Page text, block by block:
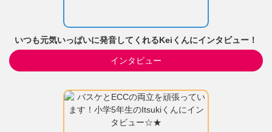
いつも元気いっぱいに発音してくれるKeiくんにインタビュー！
インタビュー